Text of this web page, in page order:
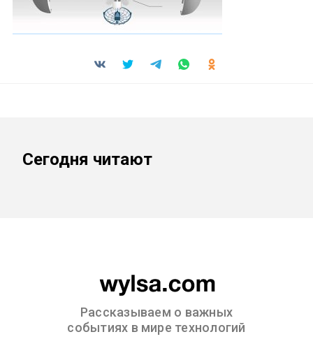
Сегодня читают
Рассказываем о важных
событиях в мире технологий